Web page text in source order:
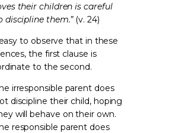
their children is careful
discipline them.”(v. 24)
to observe that in these
the first clause is
to the second.
irresponsible parent does
discipline their child, hoping
will behave on their own.
responsible parent does